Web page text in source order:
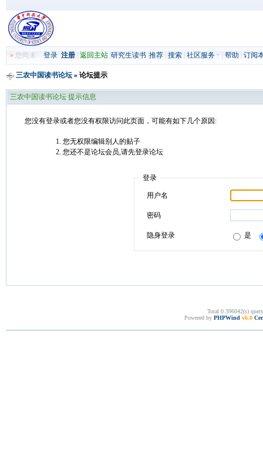
»您尚未 登录 注册| 返回主站| 研究生读书| 推荐| 搜索| 社区服务 帮助 订阅
三农中国读书论坛» 论坛提示
三农中国读书论坛 提示信息
您没有登录或者您没有权限访问此页面，可能有如下几个原因:
您无权限编辑别人的贴子
您还不是论坛会员,请先登录论坛
登录
用户名
密码
隐身登录 是
Total 0.396042(s)
Powered by PHPWind v6.0